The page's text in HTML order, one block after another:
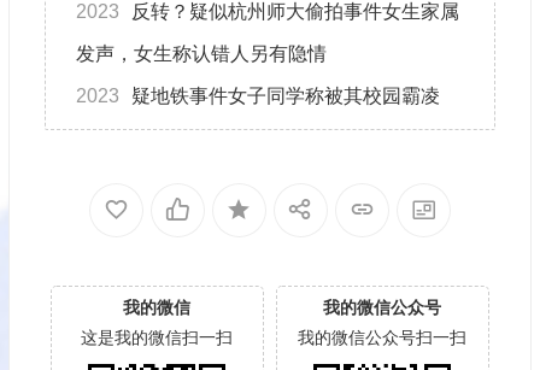
2023 反转？疑似杭州师大偷拍事件女生家属
发声，女生称认错人另有隐情
2023 疑地铁事件女子同学称被其校园霸凌
我的微信
这是我的微信扫一扫
我的微信公众号
我的微信公众号扫一扫